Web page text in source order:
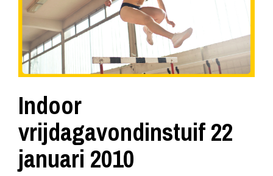
Indoor
vrijdagavondinstuif 22
januari 2010